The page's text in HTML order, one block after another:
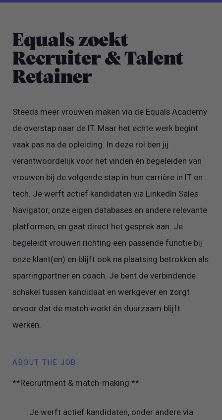
Equals zoekt
Recruiter & Talent
Retainer
Steeds meer vrouwen maken via de Equals Academy
de overstap naar de IT. Maar het echte werk begint
vaak pas na de opleiding. In deze rol ben jij
verantwoordelijk voor het vinden én begeleiden van
vrouwen bij de volgende stap in hun carrière in IT en
tech. Je werft actief kandidaten via LinkedIn Sales
Navigator, onze eigen databases en andere relevante
platformen, en gaat direct het gesprek aan. Je
begeleidt vrouwen richting een passende functie bij
onze klant(en) en blijft ook na plaatsing betrokken als
sparringpartner en coach. Je bent de verbindende
schakel tussen kandidaat en werkgever en zorgt
ervoor dat de match werkt én duurzaam blijft
werken.
ABOUT THE JOB
**Recruitment & match-making **
Je werft actief kandidaten, onder andere via